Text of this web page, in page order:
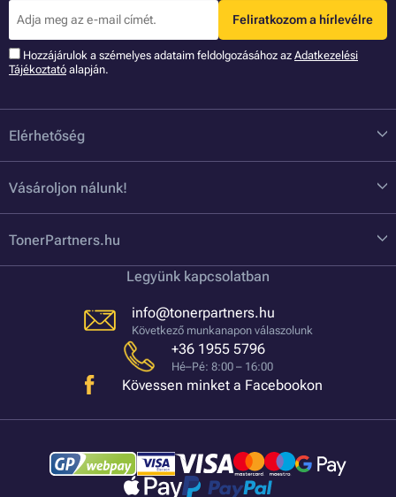
Feliratkozom a hírlevélre
Hozzájárulok a szémelyes adataim feldolgozásához az Adatkezelési
Tájékoztató alapján.
Elérhetőség
Vásároljon nálunk!
TonerPartners.hu
Legyünk kapcsolatban
info@tonerpartners.hu
Következő munkanapon válaszolunk
+36 1955 5796
Hé–Pé: 8:00 – 16:00
Kövessen minket a Facebookon